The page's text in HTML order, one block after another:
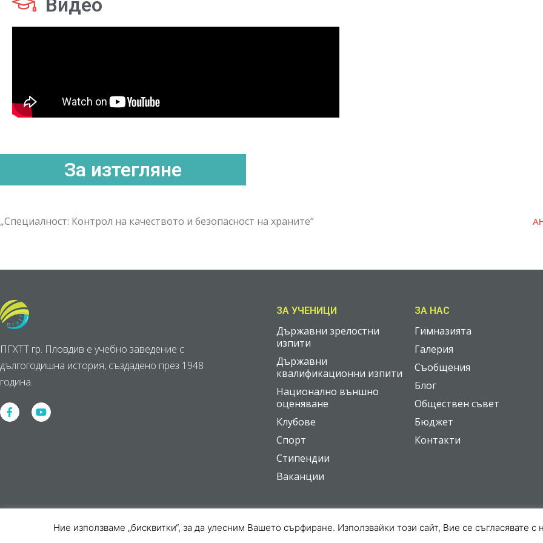
Видео
За изтегляне
„Специалност: Контрол на качеството и безопасност на храните“
ПГХТТ гр. Пловдив е учебно заведение с
дългогодишна история, създадено през 1948
година.
ЗА УЧЕНИЦИ
Държавни зрелостни
изпити
Държавни
квалификационни изпити
Национално външно
оценяване
Клубове
Спорт
Стипендии
Ваканции
ЗА НАС
Гимназията
Галерия
Съобщения
Блог
Обществен съвет
Бюджет
Контакти
2026 © Всички права запазени
Ние използваме „бисквитки“, за да улесним Вашето сърфиране. Използвайки този сайт, Вие се съгласявате с